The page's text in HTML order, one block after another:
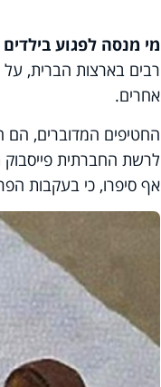
מי מנסה לפגוע
רבים בארצות הברית, על
אחרים.
החטיפים המדוברים, הם
לרשת החברתית פייסבוק
אף סיפרו, כי בעקבות